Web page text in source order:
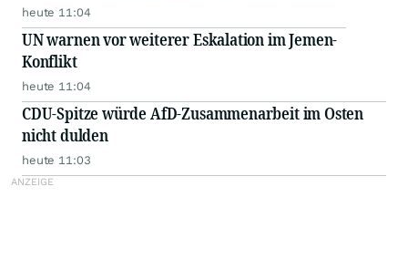
heute 11:04
UN warnen vor weiterer Eskalation im Jemen-
Konflikt
heute 11:04
CDU-Spitze würde AfD-Zusammenarbeit im Osten
nicht dulden
heute 11:03